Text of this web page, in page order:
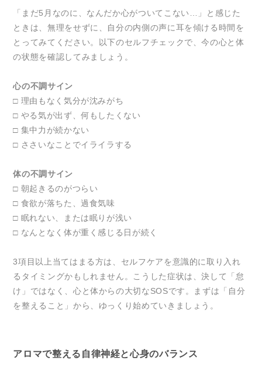
「まだ5月なのに、なんだか心がついてこない…」と感じた
ときは、無理をせずに、自分の内側の声に耳を傾ける時間を
とってみてください。以下のセルフチェックで、今の心と体
の状態を確認してみましょう。
心の不調サイン
□ 理由もなく気分が沈みがち
□ やる気が出ず、何もしたくない
□ 集中力が続かない
□ ささいなことでイライラする
体の不調サイン
□ 朝起きるのがつらい
□ 食欲が落ちた、過食気味
□ 眠れない、または眠りが浅い
□ なんとなく体が重く感じる日が続く
3項目以上当てはまる方は、セルフケアを意識的に取り入れ
るタイミングかもしれません。こうした症状は、決して「怠
け」ではなく、心と体からの大切なSOSです。まずは「自分
を整えること」から、ゆっくり始めていきましょう。
アロマで整える自律神経と心身のバランス